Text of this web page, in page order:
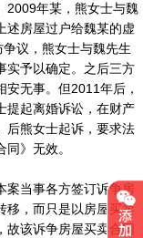
2009年某，熊女士与魏
述房屋过户给魏某的虚
议，熊女士与魏先生
实予以确定。之后三方
无事。但2011年后，
提起离婚诉讼，在财产
后熊女士起诉，要求法
》无效。
案当事各方签订诉争房
移，而只是以房屋买卖
故该诉争房屋买卖合同